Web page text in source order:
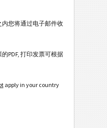
您将通过电子邮件收
PDF, 打印发票可根据
apply in your country